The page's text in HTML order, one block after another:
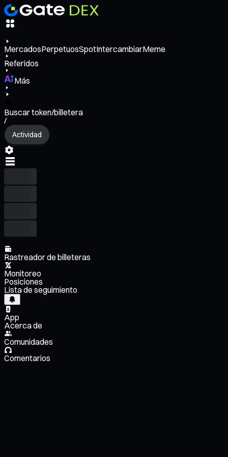
MercadosPerpetuosSpotIntercambiarMeme
Referidos
Más
Buscar token/billetera
/
Actividad
Rastreador de billeteras
Monitoreo
Posiciones
Lista de seguimiento
App
Acerca de
Comunidades
Comentarios